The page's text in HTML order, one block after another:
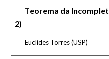
Teorema da
2)
Euclides Torres(USP)